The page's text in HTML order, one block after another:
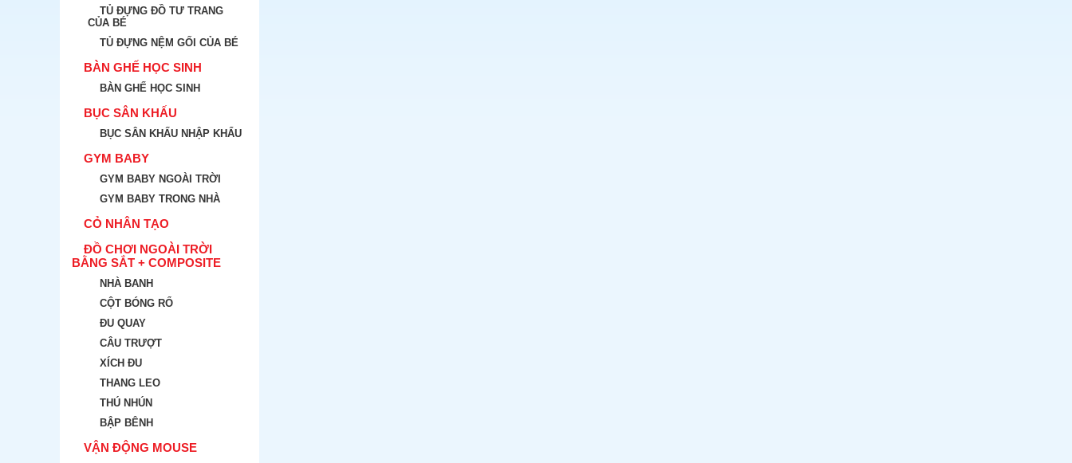
TỦ ĐỰNG ĐỒ TƯ TRANG
CỦA BÉ
TỦ ĐỰNG NỆM GỐI CỦA BÉ
BÀN GHẾ HỌC SINH
BÀN GHẾ HỌC SINH
BỤC SÂN KHẤU
BỤC SÂN KHẤU NHẬP KHẨU
GYM BABY
GYM BABY NGOÀI TRỜI
GYM BABY TRONG NHÀ
CỎ NHÂN TẠO
ĐỒ CHƠI NGOÀI TRỜI
BẰNG SẮT + COMPOSITE
NHÀ BANH
CỘT BÓNG RỔ
ĐU QUAY
CÂU TRƯỢT
XÍCH ĐU
THANG LEO
THÚ NHÚN
BẬP BÊNH
VẬN ĐỘNG MOUSE